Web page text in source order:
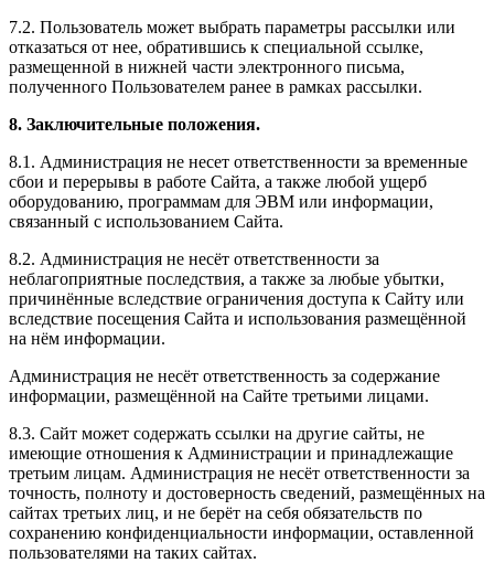
7.2. Пользователь может выбрать параметры рассылки или
отказаться от нее, обратившись к специальной ссылке,
размещенной в нижней части электронного письма,
полученного Пользователем ранее в рамках рассылки.
8. Заключительные положения.
8.1. Администрация не несет ответственности за временные
сбои и перерывы в работе Сайта, а также любой ущерб
оборудованию, программам для ЭВМ или информации,
связанный с использованием Сайта.
8.2. Администрация не несёт ответственности за
неблагоприятные последствия, а также за любые убытки,
причинённые вследствие ограничения доступа к Сайту или
вследствие посещения Сайта и использования размещённой
на нём информации.
Администрация не несёт ответственность за содержание
информации, размещённой на Сайте третьими лицами.
8.3. Сайт может содержать ссылки на другие сайты, не
имеющие отношения к Администрации и принадлежащие
третьим лицам. Администрация не несёт ответственности за
точность, полноту и достоверность сведений, размещённых на
сайтах третьих лиц, и не берёт на себя обязательств по
сохранению конфиденциальности информации, оставленной
пользователями на таких сайтах.